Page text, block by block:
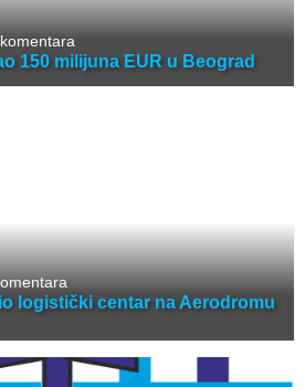
150 milijuna EUR u Beograd
logistički centar na Aerodromu